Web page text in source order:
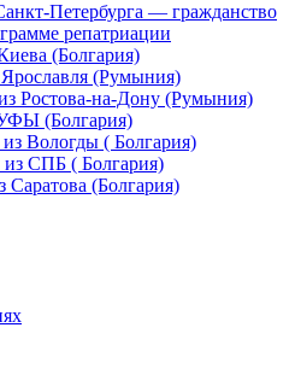
Петербурга — гражданство
репатриации
(Болгария)
(Румыния)
Ростова-на-Дону (Румыния)
(Болгария)
Вологды ( Болгария)
СПБ ( Болгария)
Саратова (Болгария)